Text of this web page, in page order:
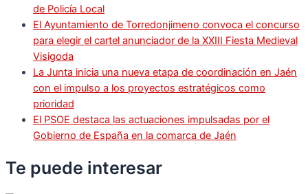
de Policía Local
El Ayuntamiento de Torredonjimeno convoca el concurso
para elegir el cartel anunciador de la XXIII Fiesta Medieval
Visigoda
La Junta inicia una nueva etapa de coordinación en Jaén
con el impulso a los proyectos estratégicos como
prioridad
El PSOE destaca las actuaciones impulsadas por el
Gobierno de España en la comarca de Jaén
Te puede interesar